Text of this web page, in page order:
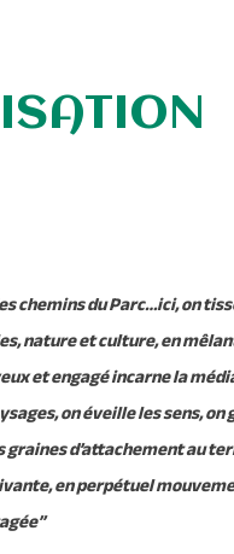
chemins du Parc…ici, on
nature et culture, en
et engagé incarne la
on éveille les sens,
graines d’attachement au
en perpétuel